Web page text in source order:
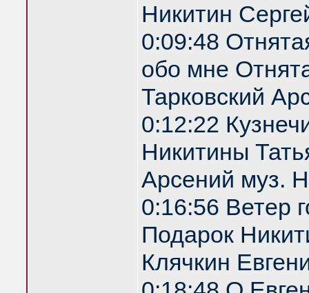
Никитин
0:09:48
обо мне
Тарковский
0:12:22
Никитины
Арсений муз.
0:16:56 Ветер
Подарок
Клячкин